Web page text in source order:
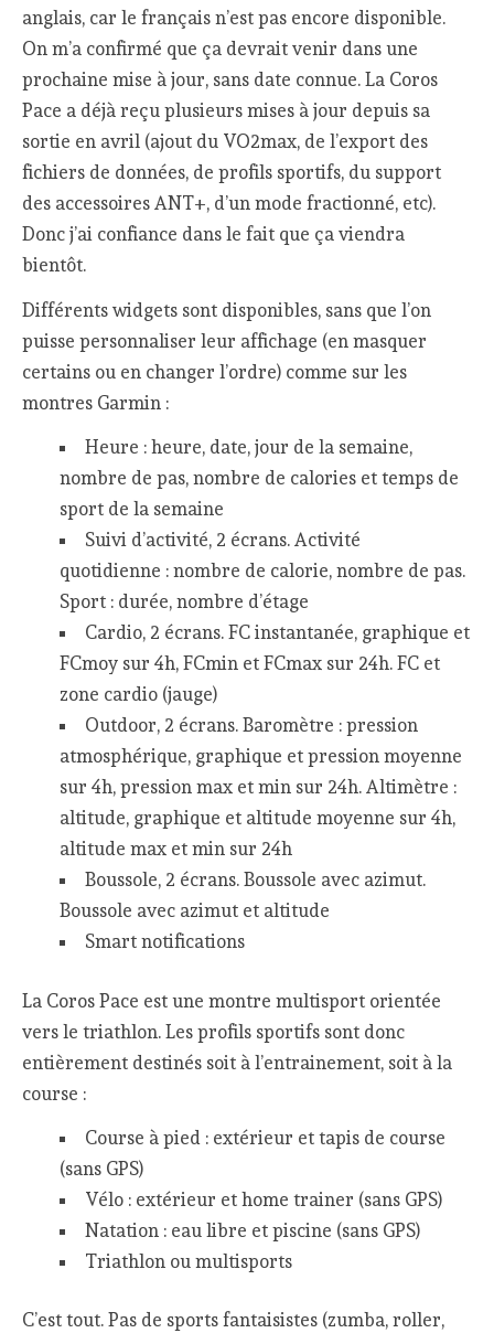
anglais, car le français n’est pas encore disponible.
On m’a confirmé que ça devrait venir dans une
prochaine mise à jour, sans date connue. La Coros
Pace a déjà reçu plusieurs mises à jour depuis sa
sortie en avril (ajout du VO2max, de l’export des
fichiers de données, de profils sportifs, du support
des accessoires ANT+, d’un mode fractionné, etc).
Donc j’ai confiance dans le fait que ça viendra
bientôt.
Différents widgets sont disponibles, sans que l’on
puisse personnaliser leur affichage (en masquer
certains ou en changer l’ordre) comme sur les
montres Garmin :
Heure : heure, date, jour de la semaine,
nombre de pas, nombre de calories et temps de
sport de la semaine
Suivi d’activité, 2 écrans. Activité
quotidienne : nombre de calorie, nombre de pas.
Sport : durée, nombre d’étage
Cardio, 2 écrans. FC instantanée, graphique et
FCmoy sur 4h, FCmin et FCmax sur 24h. FC et
zone cardio (jauge)
Outdoor, 2 écrans. Baromètre : pression
atmosphérique, graphique et pression moyenne
sur 4h, pression max et min sur 24h. Altimètre :
altitude, graphique et altitude moyenne sur 4h,
altitude max et min sur 24h
Boussole, 2 écrans. Boussole avec azimut.
Boussole avec azimut et altitude
Smart notifications
La Coros Pace est une montre multisport orientée
vers le triathlon. Les profils sportifs sont donc
entièrement destinés soit à l’entrainement, soit à la
course :
Course à pied : extérieur et tapis de course
(sans GPS)
Vélo : extérieur et home trainer (sans GPS)
Natation : eau libre et piscine (sans GPS)
Triathlon ou multisports
C’est tout. Pas de sports fantaisistes (zumba, roller,